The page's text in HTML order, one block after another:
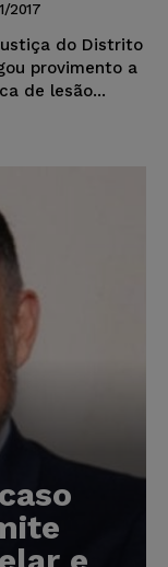
2017
do Distrito
provimento a
de lesão...